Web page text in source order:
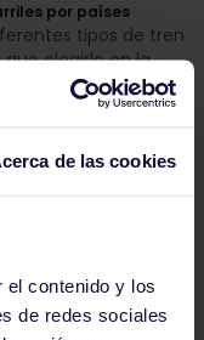
de las cookies
contenido y los
de redes sociales
por países
tipos de tren
elegirlo en la